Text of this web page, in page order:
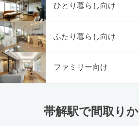
ひとり暮らし向け
ふたり暮らし向け
ファミリー向け
帯解駅で間取り